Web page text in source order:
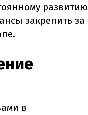
развитию
закрепить за
в